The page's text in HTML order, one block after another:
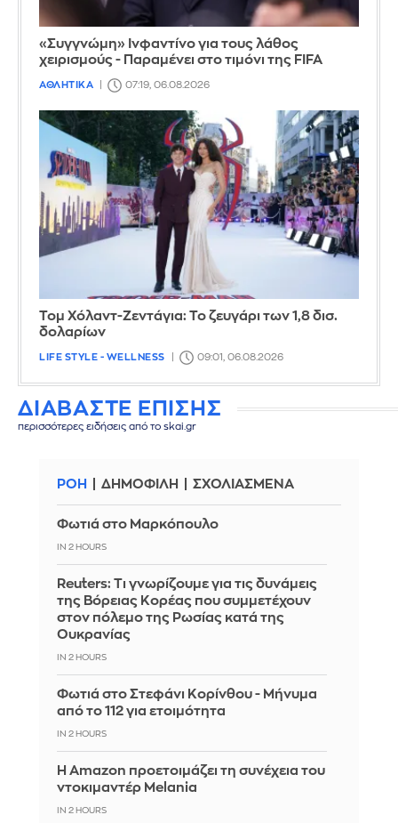
«Συγγνώμη» Ινφαντίνο για τους λάθος
χειρισμούς - Παραμένει στο τιμόνι της FIFA
ΑΘΛΗΤΙΚΑ 07:19, 06.08.2026
Τομ Χόλαντ-Ζεντάγια: Το ζευγάρι των 1,8 δισ.
δολαρίων
LIFE STYLE - WELLNESS 09:01, 06.08.2026
ΔΙΑΒΑΣΤΕ ΕΠΙΣΗΣ
περισσότερες ειδήσεις από το skai.gr
ΡΟΗ ΔΗΜΟΦΙΛΗ ΣΧΟΛΙΑΣΜΕΝΑ
Φωτιά στο Μαρκόπουλο
IN 2 HOURS
Reuters: Τι γνωρίζουμε για τις δυνάμεις
της Βόρειας Κορέας που συμμετέχουν
στον πόλεμο της Ρωσίας κατά της
Ουκρανίας
IN 2 HOURS
Φωτιά στο Στεφάνι Κορίνθου - Μήνυμα
από το 112 για ετοιμότητα
IN 2 HOURS
Η Amazon προετοιμάζει τη συνέχεια του
ντοκιμαντέρ Melania
IN 2 HOURS